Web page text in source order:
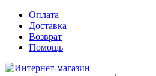
Оплата
Доставка
Возврат
Помощь